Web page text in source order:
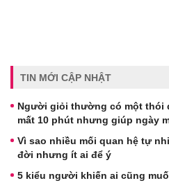
TIN MỚI CẬP NHẬT
Người giỏi thường có một thói
mất 10 phút nhưng giúp ngày
Vì sao nhiều mối quan hệ tự
đời nhưng ít ai để ý
5 kiểu người khiến ai cũng